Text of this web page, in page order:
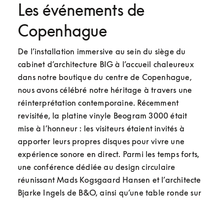
Les événements de
Copenhague
De l’installation immersive au sein du siège du
cabinet d’architecture BIG à l’accueil chaleureux
dans notre boutique du centre de Copenhague,
nous avons célébré notre héritage à travers une
réinterprétation contemporaine. Récemment
revisitée, la platine vinyle Beogram 3000 était
mise à l’honneur : les visiteurs étaient invités à
apporter leurs propres disques pour vivre une
expérience sonore en direct. Parmi les temps forts,
une conférence dédiée au design circulaire
réunissant Mads Kogsgaard Hansen et l’architecte
Bjarke Ingels de B&O, ainsi qu’une table ronde sur